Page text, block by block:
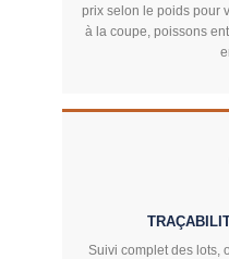
prix selon le poids pour
à la coupe, poissons
Suivi complet des lots,